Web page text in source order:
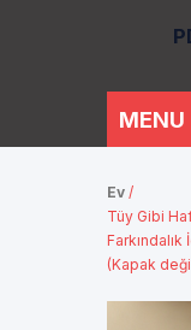
Ev /
Tüy Gibi
(Kapak